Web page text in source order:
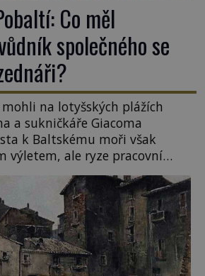
Co měl
společného se
na lotyšských plážích
a sukničkáře Giacoma
k Baltskému moři však
výletem, ale ryze pracovní
úmysly. Jaký cíl Casanova
procházel uličkami
v Pobaltí kontaktoval
Nebyl v této oblasti žádným
do zednářské […]